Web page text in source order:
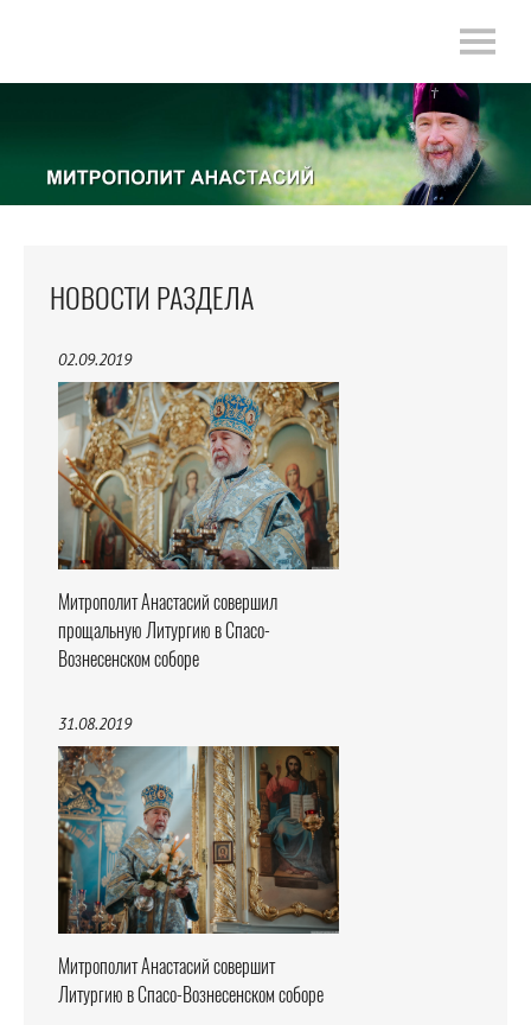
НОВОСТИ РАЗДЕЛА
02.09.2019
Митрополит Анастасий совершил
прощальную Литургию в Спасо-
Вознесенском соборе
31.08.2019
Митрополит Анастасий совершит
Литургию в Спасо-Вознесенском соборе